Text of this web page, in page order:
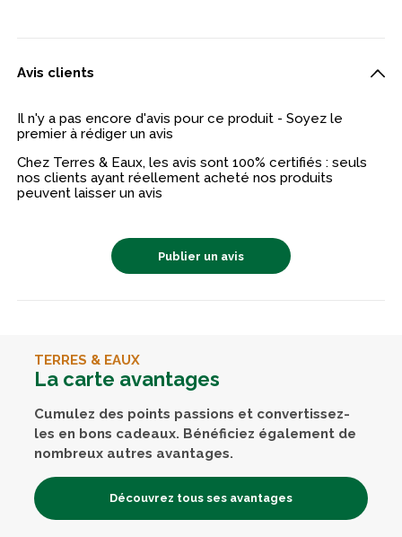
Avis clients
Il n'y a pas encore d'avis pour ce produit - Soyez le
premier à rédiger un avis
Chez Terres & Eaux, les avis sont 100% certifiés : seuls
nos clients ayant réellement acheté nos produits
peuvent laisser un avis
Publier un avis
TERRES & EAUX
La carte avantages
Cumulez des points passions et convertissez-
les en bons cadeaux. Bénéficiez également de
nombreux autres avantages.
Découvrez tous ses avantages